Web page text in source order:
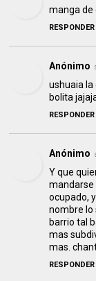
manga de
RESPONDER
Anónimo
ushuaia
bolita
RESPONDER
Anónimo
Y que
mandarse
ocupado,
nombre lo
barrio tal
mas
mas.
RESPONDER